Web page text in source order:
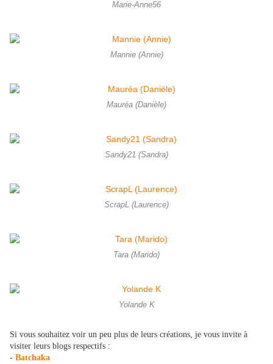
Marie-Anne56
Mannie (Annie)
Mauréa (Danièle)
Sandy21 (Sandra)
ScrapL (Laurence)
Tara (Marido)
Yolande K
Si vous souhaitez voir un peu plus de leurs créations, je vous invite à
visiter leurs blogs respectifs :
- Batchaka